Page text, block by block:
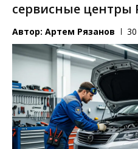
сервисные центры
Автор: Артем Рязанов